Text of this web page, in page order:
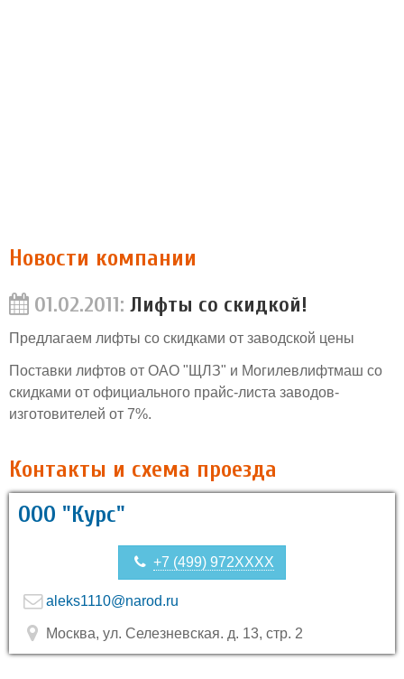
Новости компании
01.02.2011: Лифты со скидкой!
Предлагаем лифты со скидками от заводской цены
Поставки лифтов от ОАО "ЩЛЗ" и Могилевлифтмаш со
скидками от официального прайс-листа заводов-
изготовителей от 7%.
Контакты и схема проезда
ООО "Курс"
+7 (499) 972XXXX
aleks1110@narod.ru
Москва, ул. Селезневская. д. 13, стр. 2